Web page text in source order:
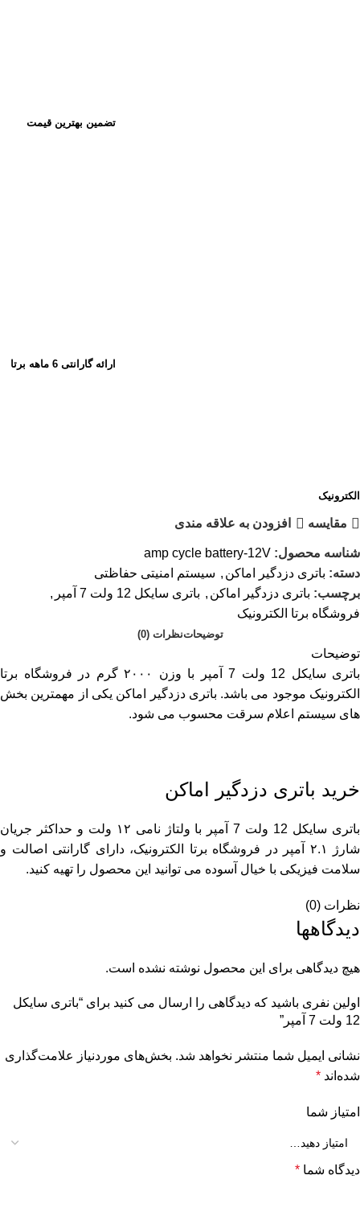
تضمین بهترین قیمت
ارائه گارانتی 6 ماهه برتا
الکترونیک
مقایسه افزودن به علاقه مندی
شناسه محصول: amp cycle battery-12V
دسته: باتری دزدگیر اماکن , سیستم امنیتی حفاظتی
برچسب: باتری دزدگیر اماکن , باتری سایکل 12 ولت 7 آمپر
,
فروشگاه برتا الکترونیک
توضیحاتنظرات (0)
توضیحات
باتری سایکل 12 ولت 7 آمپر با وزن ۲۰۰۰ گرم در فروشگاه برتا
الکترونیک موجود می باشد. باتری دزدگیر اماکن یکی از مهمترین بخش
های سیستم اعلام سرقت محسوب می شود.
خرید باتری دزدگیر اماکن
باتری سایکل 12 ولت 7 آمپر با ولتاژ نامی ۱۲ ولت و حداکثر جریان
شارژ ۲.۱ آمپر در فروشگاه برتا الکترونیک، دارای گارانتی اصالت و
سلامت فیزیکی با خیال آسوده می توانید این محصول را تهیه کنید.
نظرات (0)
دیدگاهها
هیچ دیدگاهی برای این محصول نوشته نشده است.
اولین نفری باشید که دیدگاهی را ارسال می کنید برای “باتری سایکل
12 ولت 7 آمپر”
نشانی ایمیل شما منتشر نخواهد شد. بخش‌های موردنیاز علامت‌گذاری
شده‌اند *
امتیاز شما
دیدگاه شما *